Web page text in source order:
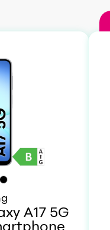
A17 5G